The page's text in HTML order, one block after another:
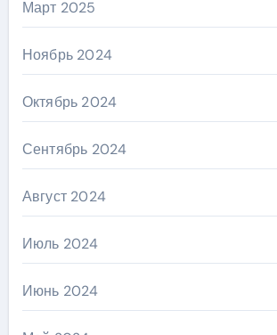
Март 2025
Ноябрь 2024
Октябрь 2024
Сентябрь 2024
Август 2024
Июль 2024
Июнь 2024